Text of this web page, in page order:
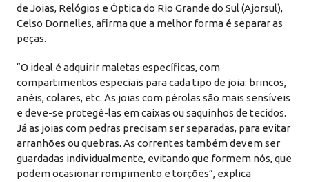
de Joias, Relógios e Óptica do Rio Grande do Sul (Ajorsul),
Celso Dornelles, afirma que a melhor forma é separar as
peças.
“O ideal é adquirir maletas específicas, com
compartimentos especiais para cada tipo de joia: brincos,
anéis, colares, etc. As joias com pérolas são mais sensíveis
e deve-se protegê-las em caixas ou saquinhos de tecidos.
Já as joias com pedras precisam ser separadas, para evitar
arranhões ou quebras. As correntes também devem ser
guardadas individualmente, evitando que formem nós, que
podem ocasionar rompimento e torções”, explica